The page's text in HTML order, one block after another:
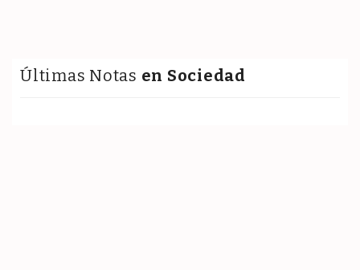
Últimas Notas en Sociedad